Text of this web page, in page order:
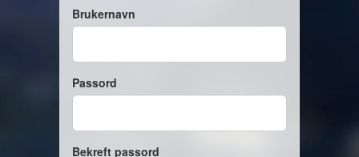
Brukernavn
Passord
Bekreft passord